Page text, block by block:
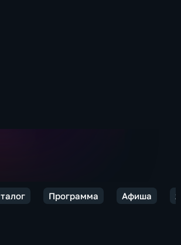
Программа Афиша